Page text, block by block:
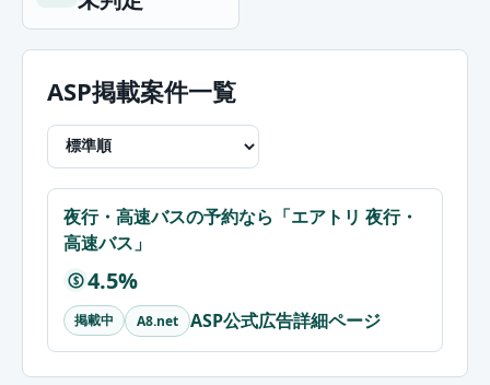
ASP掲載案件一覧
夜行・高速バスの予約なら「エアトリ 夜行・
高速バス」
$ 4.5%
掲載中 A8.net ASP公式広告詳細ページ